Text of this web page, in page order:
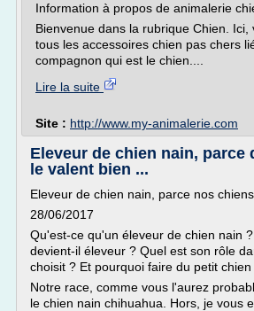
Information à propos de animalerie
Bienvenue dans la rubrique Chien. Ici,
tous les accessoires chien pas chers
compagnon qui est le chien....
Lire la suite
Site : http://www.my-animalerie.com
Eleveur de chien nain, parce
le valent bien ...
Eleveur de chien nain, parce nos
28/06/2017
Qu'est-ce qu'un éleveur de chien nain
devient-il éleveur ? Quel est son rôle
choisit ? Et pourquoi faire du petit
Notre race, comme vous l'aurez
le chien nain chihuahua. Hors, je vous